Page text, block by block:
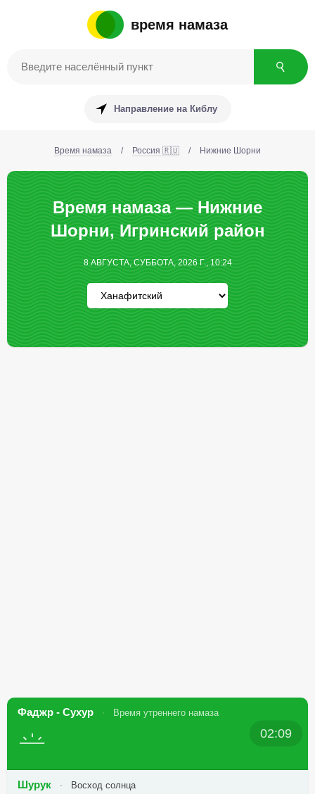
время намаза
Направление на Киблу
Время намаза / Россия 🇷🇺 / Нижние Шорни
Время намаза — Нижние
Шорни, Игринский район
8 АВГУСТА, СУББОТА, 2026 Г., 10:24
Фаджр - Сухур Время утреннего намаза
02:09
Шурук Восход солнца